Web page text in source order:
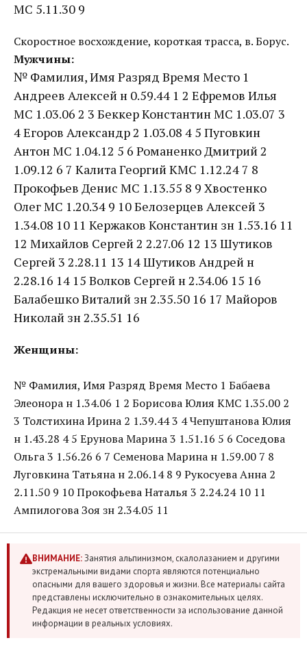
МС 5.11.30 9
Скоростное восхождение, короткая трасса, в. Борус.
Мужчины:
№ Фамилия, Имя Разряд Время Место 1
Андреев Алексей н 0.59.44 1 2 Ефремов Илья
МС 1.03.06 2 3 Беккер Константин МС 1.03.07 3
4 Егоров Александр 2 1.03.08 4 5 Пуговкин
Антон МС 1.04.12 5 6 Романенко Дмитрий 2
1.09.12 6 7 Калита Георгий КМС 1.12.24 7 8
Прокофьев Денис МС 1.13.55 8 9 Хвостенко
Олег МС 1.20.34 9 10 Белозерцев Алексей 3
1.34.08 10 11 Кержаков Константин зн 1.53.16 11
12 Михайлов Сергей 2 2.27.06 12 13 Шутиков
Сергей 3 2.28.11 13 14 Шутиков Андрей н
2.28.16 14 15 Волков Сергей н 2.34.06 15 16
Балабешко Виталий зн 2.35.50 16 17 Майоров
Николай зн 2.35.51 16
Женщины:
№ Фамилия, Имя Разряд Время Место 1 Бабаева
Элеонора н 1.34.06 1 2 Борисова Юлия КМС 1.35.00 2
3 Толстихина Ирина 2 1.39.44 3 4 Чепуштанова Юлия
н 1.43.28 4 5 Ерунова Марина 3 1.51.16 5 6 Соседова
Ольга 3 1.56.26 6 7 Семенова Марина н 1.59.00 7 8
Луговкина Татьяна н 2.06.14 8 9 Рукосуева Анна 2
2.11.50 9 10 Прокофьева Наталья 3 2.24.24 10 11
Ампилогова Зоя зн 2.34.05 11
ВНИМАНИЕ:Занятия альпинизмом, скалолазанием и другими
экстремальными видами спорта являются потенциально
опасными для вашего здоровья и жизни. Все материалы сайта
представлены исключительно в ознакомительных целях.
Редакция не несет ответственности за использование данной
информации в реальных условиях.